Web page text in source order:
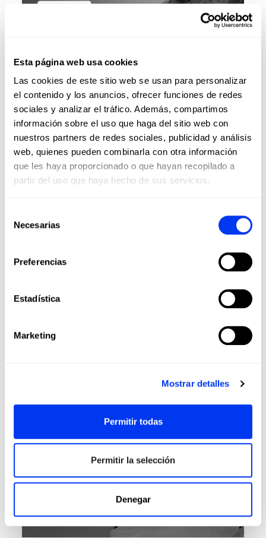
Esta página web usa cookies
Las cookies de este sitio web se usan para personalizar
el contenido y los anuncios, ofrecer funciones de redes
sociales y analizar el tráfico. Además, compartimos
información sobre el uso que haga del sitio web con
nuestros partners de redes sociales, publicidad y análisis
web, quienes pueden combinarla con otra información
que les haya proporcionado o que hayan recopilado a
partir del uso que haya hecho de sus servicios.
Necesarias
Preferencias
Estadística
Marketing
Mostrar detalles
Permitir todas
Permitir la selección
Denegar